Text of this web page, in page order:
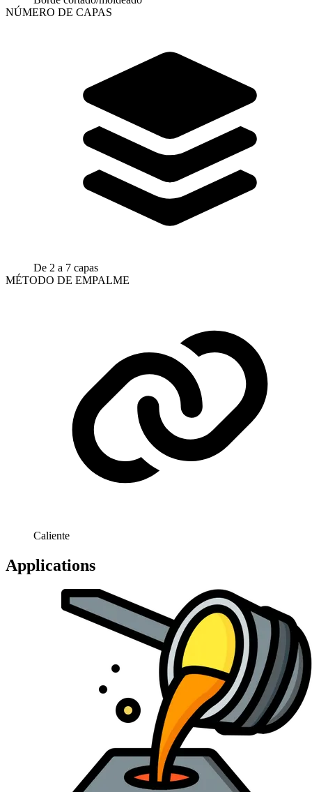
NÚMERO DE CAPAS
De 2 a 7 capas
MÉTODO DE EMPALME
Caliente
Applications